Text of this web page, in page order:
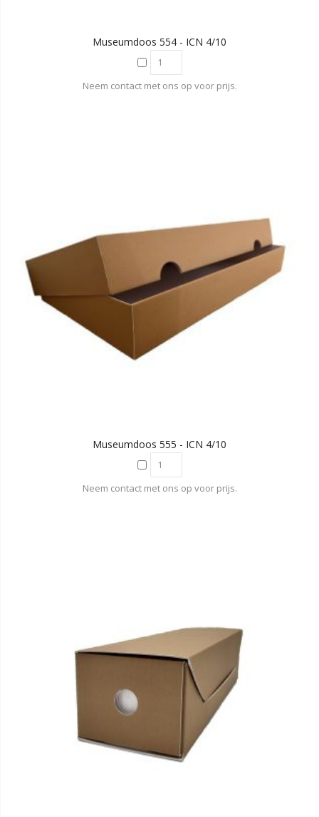
Museumdoos 554 - ICN 4/10
Neem contact met ons op voor prijs.
Museumdoos 555 - ICN 4/10
Neem contact met ons op voor prijs.